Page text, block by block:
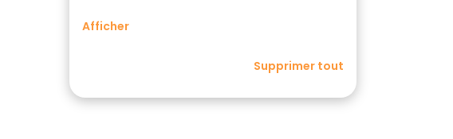
Afficher
Supprimer tout